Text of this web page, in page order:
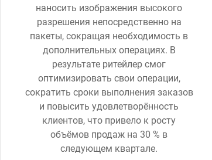
наносить изображения высокого
разрешения непосредственно на
пакеты, сокращая необходимость в
дополнительных операциях. В
результате ритейлер смог
оптимизировать свои операции,
сократить сроки выполнения заказов
и повысить удовлетворённость
клиентов, что привело к росту
объёмов продаж на 30 % в
следующем квартале.